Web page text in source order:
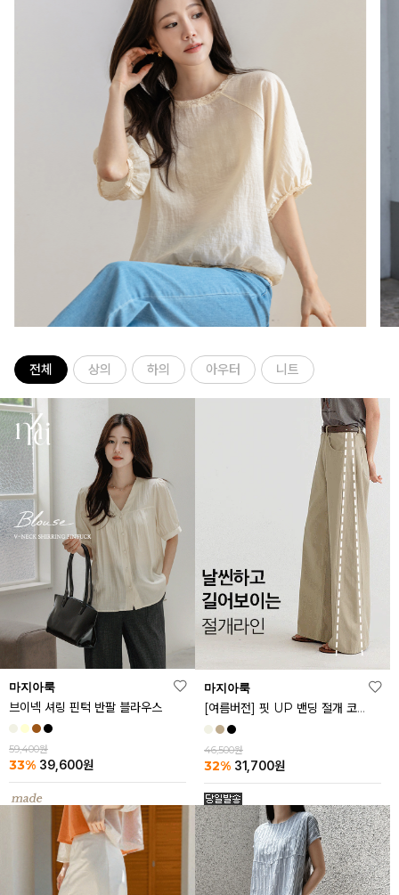
전체 상의 하의 아우터 니트
마지아룩
브이넥 셔링 핀턱 반팔 블라우스
59,400원
33% 39,600원
마지아룩
[여름버전] 핏 UP 밴딩 절개 코튼 팬츠
46,500원
32% 31,700원